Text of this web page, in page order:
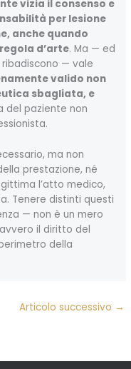
vizia il consenso e
per lesione
anche quando
d’arte. Ma — ed
— vale
valido non
sbagliata, e
del paziente non
ma non
prestazione, né
l’atto medico,
Tenere distinti questi
— non è un mero
il diritto del
della
Articolo successivo →